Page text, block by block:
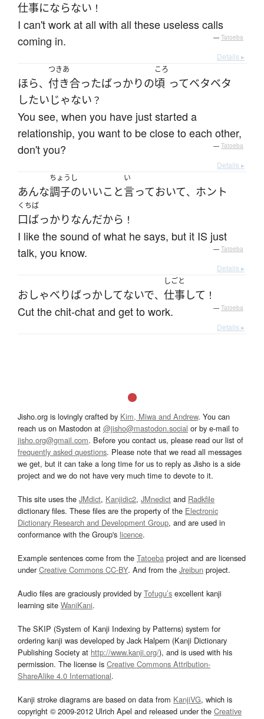
仕事にならない ！
I can't work at all with all these useless calls
coming in.
— Tatoeba
Details ▸
ほら、
つきあ
付き合ったばっかりの
ころ
頃 ってベタベタ
したい じゃない ？
You see, when you have just started a
relationship, you want to be close to each other,
don't you?
— Tatoeba
Details ▸
あんな
ちょうし
調子のいいこと
い
言っておいて、 ホント
くちば
口ばっかりなんだから ！
I like the sound of what he says, but it IS just
talk, you know.
— Tatoeba
Details ▸
おしゃべりばっかしてないで、
しごと
仕事して ！
Cut the chit-chat and get to work. — Tatoeba
Details ▸
Jisho.org is lovingly crafted by Kim, Miwa and Andrew. You can
reach us on Mastodon at @jisho@mastodon.social or by e-mail to
jisho.org@gmail.com. Before you contact us, please read our list of
frequently asked questions. Please note that we read all messages
we get, but it can take a long time for us to reply as Jisho is a side
project and we do not have very much time to devote to it.
This site uses the JMdict, Kanjidic2, JMnedict and Radkfile
dictionary files. These files are the property of the Electronic
Dictionary Research and Development Group, and are used in
conformance with the Group's licence.
Example sentences come from the Tatoeba project and are licensed
underCreative Commons CC-BY. And from the Jreibun project.
Audio files are graciously provided by Tofugu’s excellent kanji
learning site WaniKani.
The SKIP (System of Kanji Indexing by Patterns) system for
ordering kanji was developed by Jack Halpern (Kanji Dictionary
Publishing Society at http://www.kanji.org/), and is used with his
permission. The license is Creative Commons Attribution-
ShareAlike 4.0 International.
Kanji stroke diagrams are based on data from KanjiVG, which is
copyright © 2009-2012 Ulrich Apel and released under the Creative